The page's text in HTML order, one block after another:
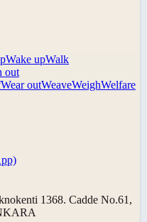
Wake upWalk
out
Wear outWeaveWeighWelfare
1368. Cadde No.61,